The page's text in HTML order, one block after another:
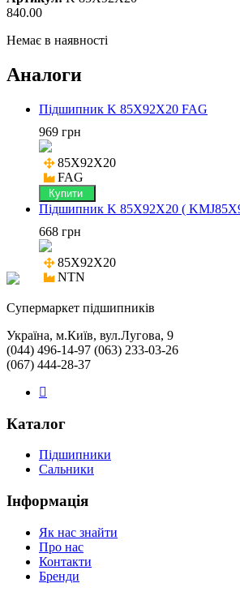
840.00
Немає в наявності
Аналоги
Підшипник K 85X92X20 FAG
969 грн
85X92X20
FAG
Купити
Підшипник K 85X92X20 (
668 грн
85X92X20
NTN
Cупермаркет підшипників
Україна, м.Київ, вул.Лугова, 9
(044) 496-14-97 (063) 233-03-26
(067) 444-28-37
Каталог
Підшипники
Сальники
Інформація
Як нас знайти
Про нас
Контакти
Бренди